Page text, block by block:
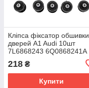
Кліпса фіксатор обшивки
дверей A1 Audi 10шт
7L6868243 6Q0868241A
218 ₴
Купити